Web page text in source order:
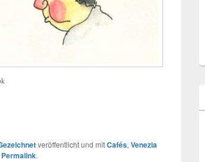
veröffentlicht und mitCafés, Venezia
Permalink.